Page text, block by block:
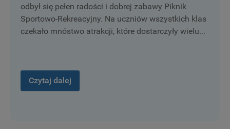
odbył się pełen radości i dobrej zabawy Piknik
Sportowo-Rekreacyjny. Na uczniów wszystkich klas
czekało mnóstwo atrakcji, które dostarczyły wielu...
Czytaj dalej